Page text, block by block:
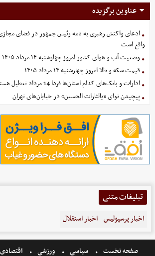
عناوین برگزیده
ادعای واکنش رهبری به نامه رئیس جمهور در فضای
واقع است
وضعیت آب و هوای کشور امروز چهارشنبه ۱۴ مرداد ۱۴۰۵
قیمت سکه و طلا امروز چهارشنبه ۱۴ مرداد ۱۴۰۵
ادارات و بانک‌های کدام استان‌ها فردا 14 مرداد تعطیل هستند؟
پیچیدن نوای «یالثارات الحسین» در خیابان‌های تهران
تبلیغات متنی
اخبار پرسپولیس اخبار استقلال
صفحه نخست سیاسی ورزشی اقتصادی